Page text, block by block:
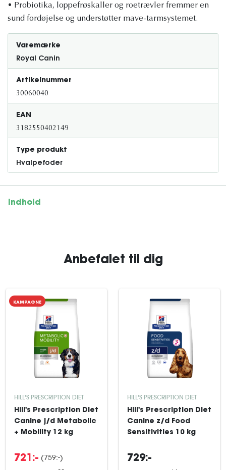
• Probiotika, loppefrøskaller og roetrævler fremmer en
sund fordøjelse og understøtter mave-tarmsystemet.
Varemærke
Royal Canin
Artikelnummer
30060040
EAN
3182550402149
Type produkt
Hvalpefoder
Indhold
Anbefalet til dig
KAMPAGNE
HILL'S PRESCRIPTION DIET
Hill's Prescription Diet
Canine j/d Metabolic
+ Mobility 12 kg
721:- (759:-)
HILL'S PRESCRIPTION DIET
Hill's Prescription Diet
Canine z/d Food
Sensitivities 10 kg
729:-